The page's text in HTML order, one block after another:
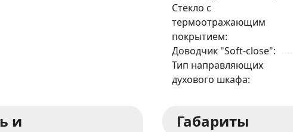
Стекло с
термоотражающим
покрытием
Доводчик "Soft-close"
Тип направляющих
духового шкафа
и
Габариты